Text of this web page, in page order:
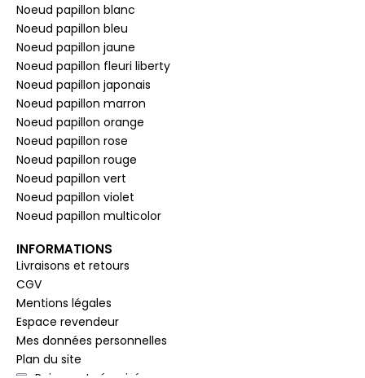
Noeud papillon blanc
Noeud papillon bleu
Noeud papillon jaune
Noeud papillon fleuri liberty
Noeud papillon japonais
Noeud papillon marron
Noeud papillon orange
Noeud papillon rose
Noeud papillon rouge
Noeud papillon vert
Noeud papillon violet
Noeud papillon multicolor
INFORMATIONS
Livraisons et retours
CGV
Mentions légales
Espace revendeur
Mes données personnelles
Plan du site